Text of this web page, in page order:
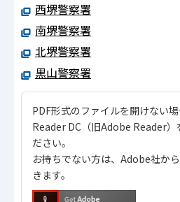
西堺警察署
南堺警察署
北堺警察署
黒山警察署
PDF形式のファイルを開けない
Reader DC（旧Adobe Reader）
ださい。
お持ちでない方は、Adobe社か
きます。